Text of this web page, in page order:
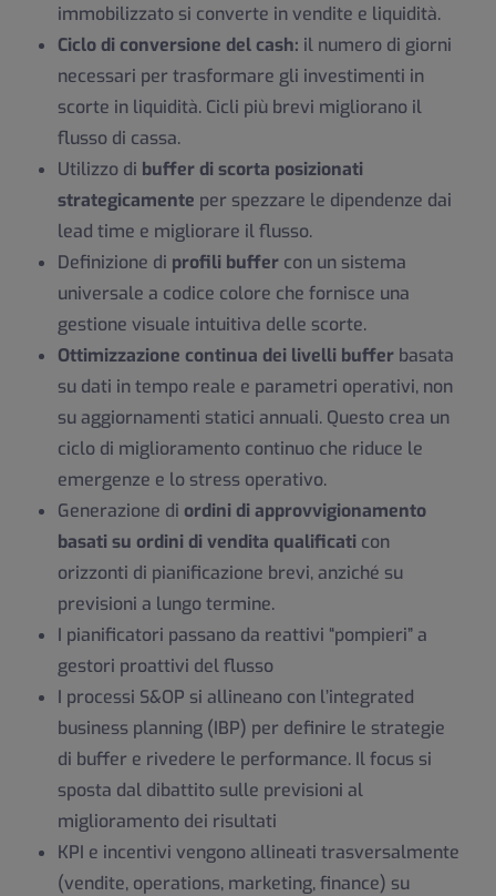
immobilizzato si converte in vendite e liquidità.
Ciclo di conversione del cash: il numero di giorni
necessari per trasformare gli investimenti in
scorte in liquidità. Cicli più brevi migliorano il
flusso di cassa.
Utilizzo di buffer di scorta posizionati
strategicamente per spezzare le dipendenze dai
lead time e migliorare il flusso.
Definizione di profili buffer con un sistema
universale a codice colore che fornisce una
gestione visuale intuitiva delle scorte.
Ottimizzazione continua dei livelli buffer basata
su dati in tempo reale e parametri operativi, non
su aggiornamenti statici annuali. Questo crea un
ciclo di miglioramento continuo che riduce le
emergenze e lo stress operativo.
Generazione di ordini di approvvigionamento
basati su ordini di vendita qualificati con
orizzonti di pianificazione brevi, anziché su
previsioni a lungo termine.
I pianificatori passano da reattivi “pompieri” a
gestori proattivi del flusso
I processi S&OP si allineano con l’integrated
business planning (IBP) per definire le strategie
di buffer e rivedere le performance. Il focus si
sposta dal dibattito sulle previsioni al
miglioramento dei risultati
KPI e incentivi vengono allineati trasversalmente
(vendite, operations, marketing, finance) su